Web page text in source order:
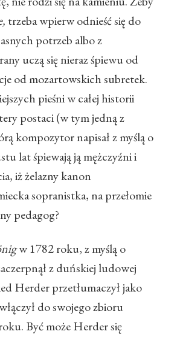
trzeba wpierw odnieść się do
potrzeb albo z
uczą się nieraz śpiewu od
od mozartowskich subretek.
pieśni w całej historii
postaci (w tym jedną z
kompozytor napisał z myślą o
lat śpiewają ją mężczyźni i
iż żelazny kanon
sopranistka, na przełomie
pedagog?
w 1782 roku, z myślą o
z duńskiej ludowej
Herder przetłumaczył jako
do swojego zbioru
Być może Herder się